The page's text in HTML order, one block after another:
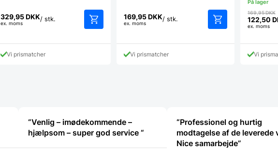
329,95DKK
ex. moms
/ stk.
Vi prismatcher
169,95DKK
ex. moms
/ stk.
Vi prismatcher
169,95DKK
122,50
Den
pris
er:
ex. moms
Vi
“Venlig – imødekommende –
hjælpsom – super god service “
“Professionel og hurtig
modtagelse af de leverede
Nice samarbejde”